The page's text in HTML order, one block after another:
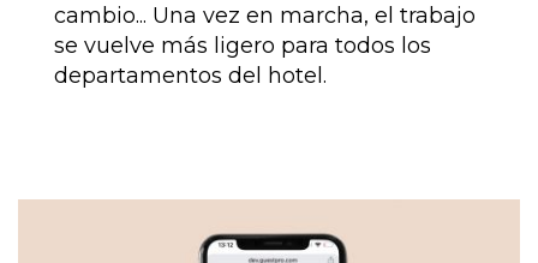
cambio... Una vez en marcha, el trabajo
se vuelve más ligero para todos los
departamentos del hotel.